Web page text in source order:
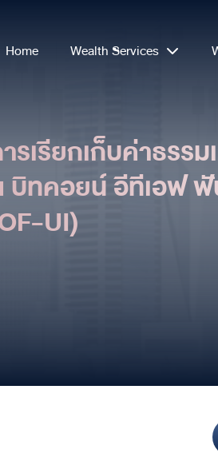
Home Wealth Services
รเรียกเก็บค่าธรร
บิทคอยน์ อีทีเอฟ
UI)